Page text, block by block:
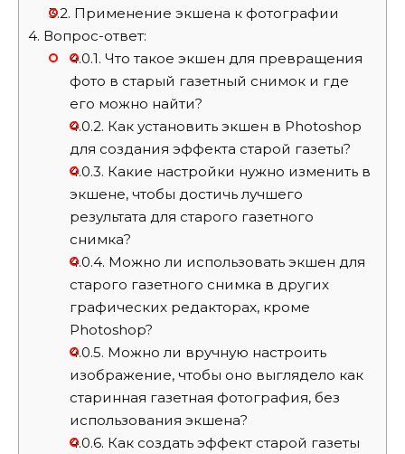
3.2. Применение экшена к фотографии
4. Вопрос-ответ:
4.0.1. Что такое экшен для превращения
фото в старый газетный снимок и где
его можно найти?
4.0.2. Как установить экшен в Photoshop
для создания эффекта старой газеты?
4.0.3. Какие настройки нужно изменить в
экшене, чтобы достичь лучшего
результата для старого газетного
снимка?
4.0.4. Можно ли использовать экшен для
старого газетного снимка в других
графических редакторах, кроме
Photoshop?
4.0.5. Можно ли вручную настроить
изображение, чтобы оно выглядело как
старинная газетная фотография, без
использования экшена?
4.0.6. Как создать эффект старой газеты